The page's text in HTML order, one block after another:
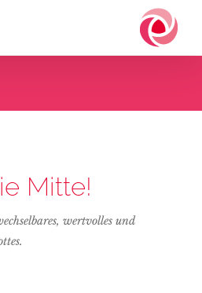
Mitte!
wertvolles und